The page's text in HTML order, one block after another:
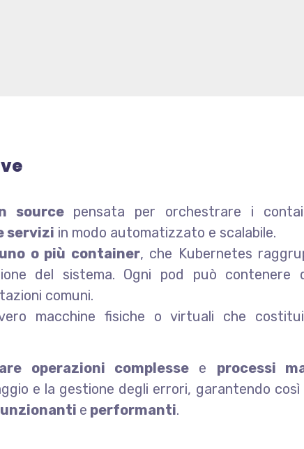
sourcepensata per orchestrare i
servizi in modo automatizzato e scalabile.
o più container, che Kubernetes
del sistema. Ogni pod può contenere
comuni.
macchine fisiche o virtuali che
operazioni complesse e processi
e la gestione degli errori, garantendo così
e performanti.